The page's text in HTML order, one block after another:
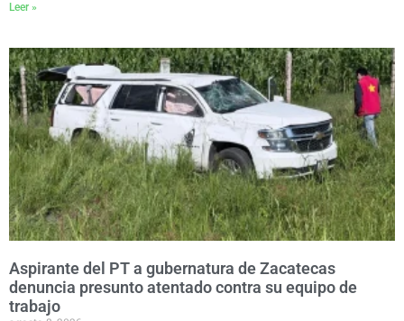
Leer »
Aspirante del PT a gubernatura de Zacatecas
denuncia presunto atentado contra su equipo de
trabajo